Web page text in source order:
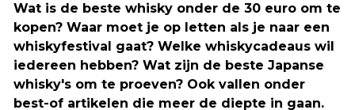
Wat is de beste whisky onder de 30 euro om te
kopen? Waar moet je op letten als je naar een
whiskyfestival gaat? Welke whiskycadeaus wil
iedereen hebben? Wat zijn de beste Japanse
whisky's om te proeven? Ook vallen onder
best-of artikelen die meer de diepte in gaan.